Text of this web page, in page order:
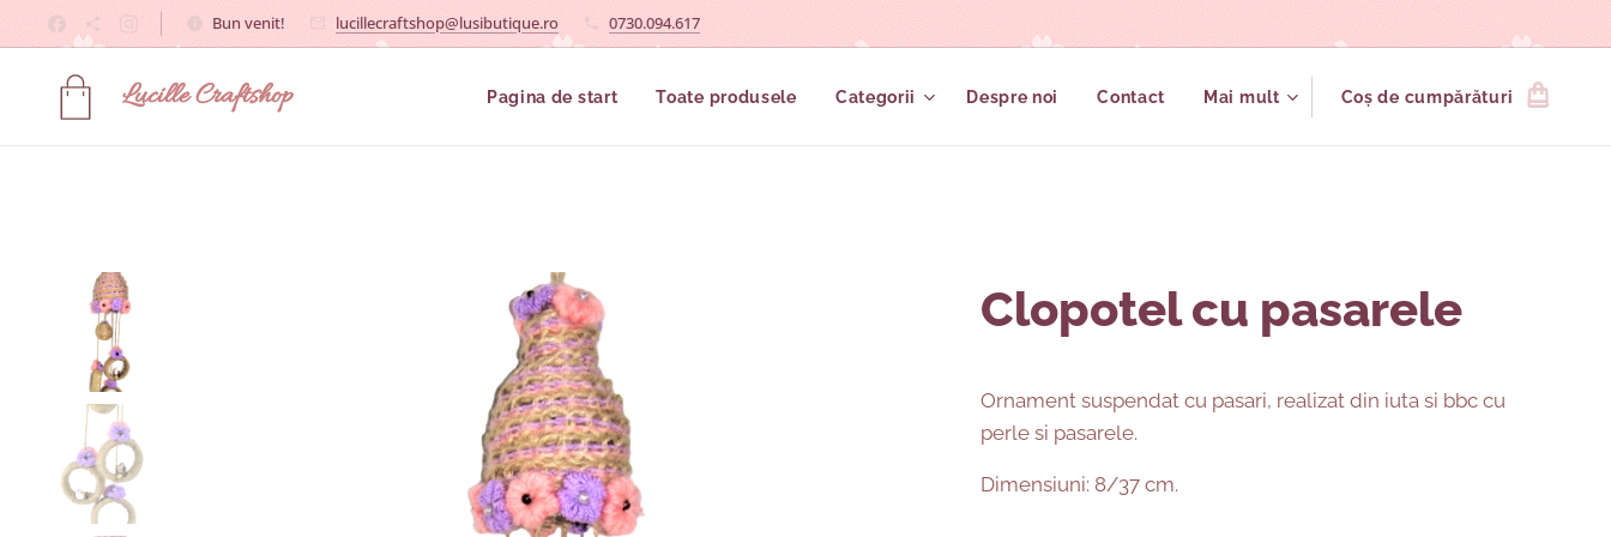
Bun venit! lucillecraftshop@lusibutique.ro 0730.094.617
LucilleCraftshop Pagina de start Toate produsele Categorii Despre noi Contact Mai mult Coș de cumpărături
Clopotel cu pasarele
Ornament suspendat cu pasari, realizat din iuta si bbc cu
perle si pasarele.
Dimensiuni: 8/37 cm.